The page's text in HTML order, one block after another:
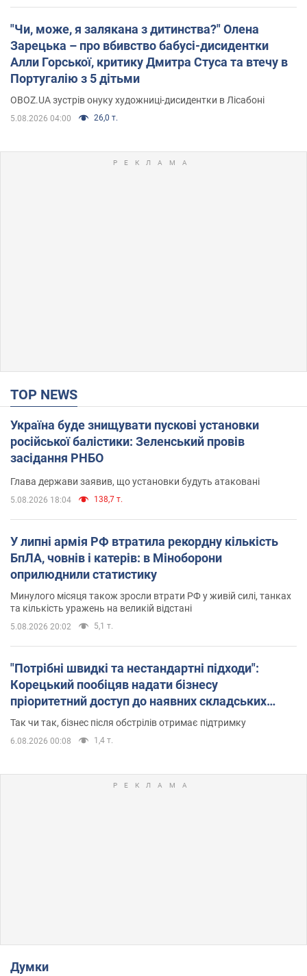
"Чи, може, я залякана з дитинства?" Олена
Зарецька – про вбивство бабусі-дисидентки
Алли Горської, критику Дмитра Стуса та втечу в
Португалію з 5 дітьми
OBOZ.UA зустрів онуку художниці-дисидентки в Лісабоні
5.08.2026 04:00 26,0 т.
TOP NEWS
Україна буде знищувати пускові установки
російської балістики: Зеленський провів
засідання РНБО
Глава держави заявив, що установки будуть атаковані
5.08.2026 18:04 138,7 т.
У липні армія РФ втратила рекордну кількість
БпЛА, човнів і катерів: в Міноборони
оприлюднили статистику
Минулого місяця також зросли втрати РФ у живій силі, танках
та кількість уражень на великій відстані
5.08.2026 20:02 5,1 т.
"Потрібні швидкі та нестандартні підходи":
Корецький пообіцяв надати бізнесу
пріоритетний доступ до наявних складських
приміщень
Так чи так, бізнес після обстрілів отримає підтримку
6.08.2026 00:08 1,4 т.
Думки